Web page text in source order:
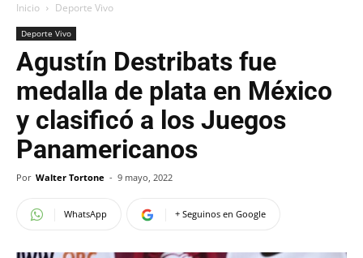
Inicio Deporte Vivo
Deporte Vivo
Agustín Destribats fue
medalla de plata en México
y clasificó a los Juegos
Panamericanos
Por Walter Tortone - 9 mayo, 2022
WhatsApp + Seguinos en Google